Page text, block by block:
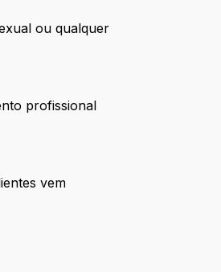
ou qualquer
profissional
vem